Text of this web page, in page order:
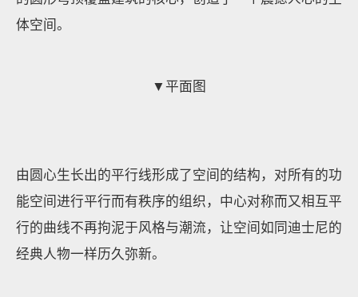
体空间。
▼平面图
由圆心生长出的平行线形成了空间的结构，对所有的功
能空间进行平行而有秩序的组织，中心对称而又相互平
行的曲线不再拘泥于风格与潮流，让空间如同迪士尼的
经典人物一样历久弥新。